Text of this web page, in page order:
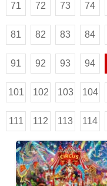
71 72 73 74
81 82 83 84
91 92 93 94
101 102 103 104
111 112 113 114